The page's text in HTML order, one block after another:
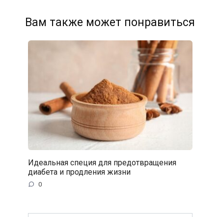
Вам также может понравиться
Идеальная специя для предотвращения
диабета и продления жизни
0